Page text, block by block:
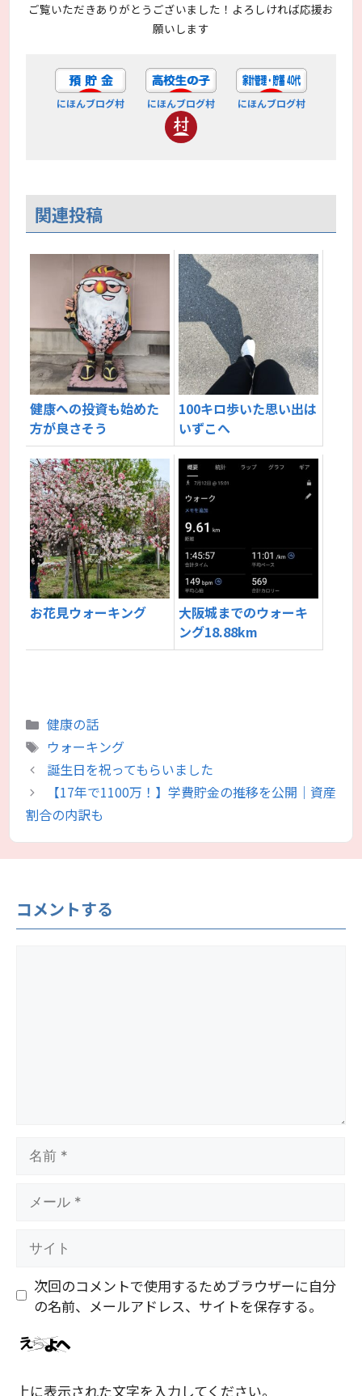
ご覧いただきありがとうございました！よろしければ応援お
願いします
にほんブログ村 にほんブログ村 にほんブログ村
関連投稿
健康への投資も始めた
方が良さそう
100キロ歩いた思い出は
いずこへ
お花見ウォーキング
大阪城までのウォーキ
ング18.88km
カ
テ
ゴ
リ
ー
健康の話
タ
グ
ウォーキング
誕生日を祝ってもらいました
【17年で1100万！】学費貯金の推移を公開｜資産
割合の内訳も
コメントする
次回のコメントで使用するためブラウザーに自分
の名前、メールアドレス、サイトを保存する。
上に表示された文字を入力してください。